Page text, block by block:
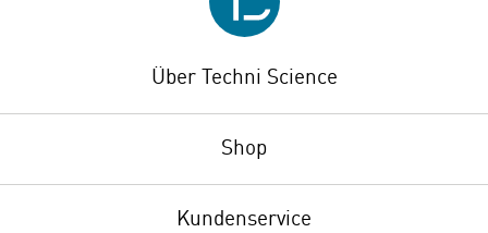
Über Techni Science
Shop
Kundenservice